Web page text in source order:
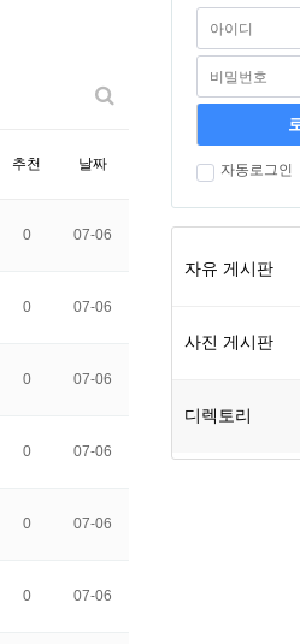
추천 날짜
0 07-06
0 07-06
0 07-06
0 07-06
0 07-06
0 07-06
자동로그인
자유 게시판
사진 게시판
디렉토리